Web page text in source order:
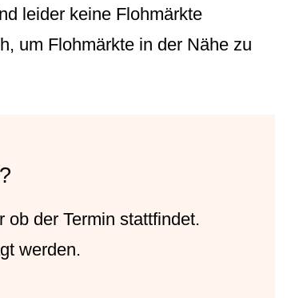
leider keine Flohmärkte
um Flohmärkte in der Nähe zu
ob der Termin stattfindet.
werden.